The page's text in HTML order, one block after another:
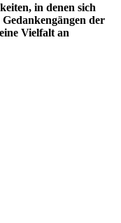
in denen sich
der
Vielfalt an